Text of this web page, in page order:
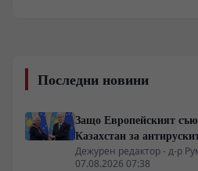
Последни новини
Защо Европейският
Казахстан за
Дежурен редактор - д-р
07.08.2026 07:38